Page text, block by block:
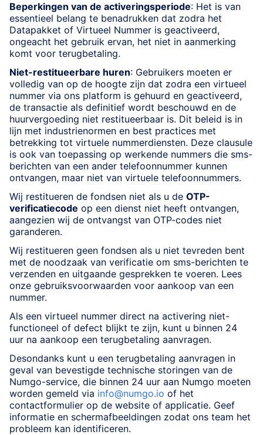
Beperkingen van de activeringsperiode: Het is van
essentieel belang te benadrukken dat zodra het
Datapakket of Virtueel Nummer is geactiveerd,
ongeacht het gebruik ervan, het niet in aanmerking
komt voor terugbetaling.
Niet-restitueerbare huren: Gebruikers moeten er
volledig van op de hoogte zijn dat zodra een virtueel
nummer via ons platform is gehuurd en geactiveerd,
de transactie als definitief wordt beschouwd en de
huurvergoeding niet restitueerbaar is. Dit beleid is in
lijn met industrienormen en best practices met
betrekking tot virtuele nummerdiensten. Deze clausule
is ook van toepassing op werkende nummers die sms-
berichten van een ander telefoonnummer kunnen
ontvangen, maar niet van virtuele telefoonnummers.
Wij restitueren de fondsen niet als u de OTP-
verificatiecode op een dienst niet heeft ontvangen,
aangezien wij de ontvangst van OTP-codes niet
garanderen.
Wij restitueren geen fondsen als u niet tevreden bent
met de noodzaak van verificatie om sms-berichten te
verzenden en uitgaande gesprekken te voeren. Lees
onze gebruiksvoorwaarden voor aankoop van een
nummer.
Als een virtueel nummer direct na activering niet-
functioneel of defect blijkt te zijn, kunt u binnen 24
uur na aankoop een terugbetaling aanvragen.
Desondanks kunt u een terugbetaling aanvragen in
geval van bevestigde technische storingen van de
Numgo-service, die binnen 24 uur aan Numgo moeten
worden gemeld via info@numgo.io of het
contactformulier op de website of applicatie. Geef
informatie en schermafbeeldingen zodat ons team het
probleem kan identificeren.